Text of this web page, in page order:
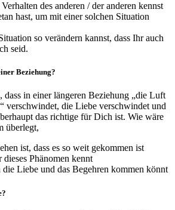
des anderen / der anderen kennst
hast, um mit einer solchen Situation
so verändern kannst, dass Ihr auch
seid.
Beziehung?
dass in einer längeren Beziehung „die Luft
verschwindet, die Liebe verschwindet und
das richtige für Dich ist. Wie wäre
überlegt,
ist, dass es so weit gekommen ist
Phänomen kennt
Liebe und das Begehren kommen könnt